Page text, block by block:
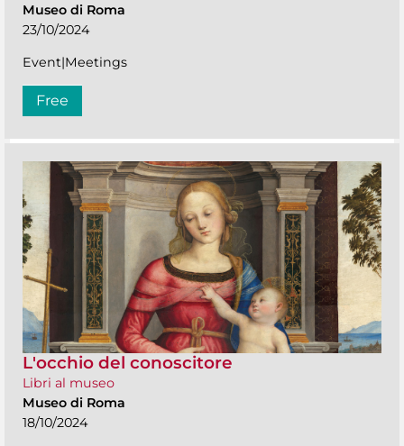
Museo di Roma
23/10/2024
Event|Meetings
Free
L'occhio del conoscitore
Libri al museo
Museo di Roma
18/10/2024